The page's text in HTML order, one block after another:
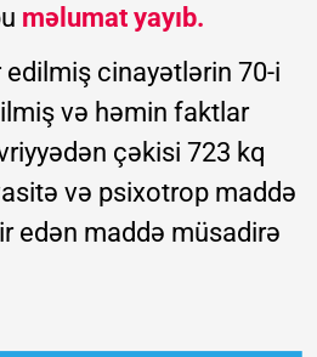
məlumat yayıb.
cinayətlərin 70-i
və həmin faktlar
çəkisi 723 kq
və psixotrop maddə
edən maddə müsadirə